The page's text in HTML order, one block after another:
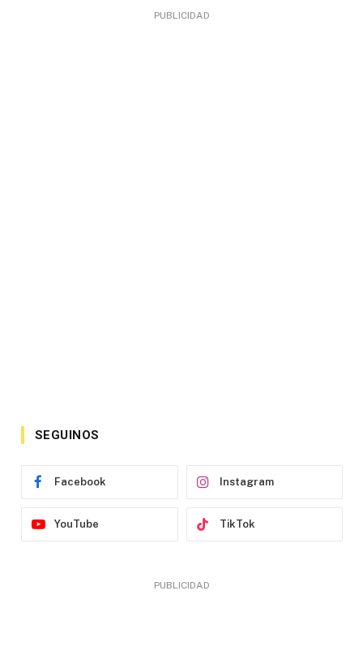
PUBLICIDAD
SEGUINOS
Facebook Instagram
YouTube TikTok
PUBLICIDAD